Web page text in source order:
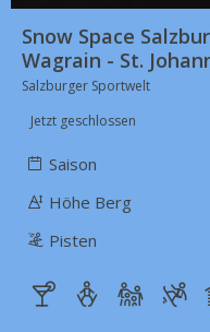
Snow Space
Wagrain - St.
Salzburger Sportwelt
Jetzt geschlossen
Saison
Höhe Berg
Pisten